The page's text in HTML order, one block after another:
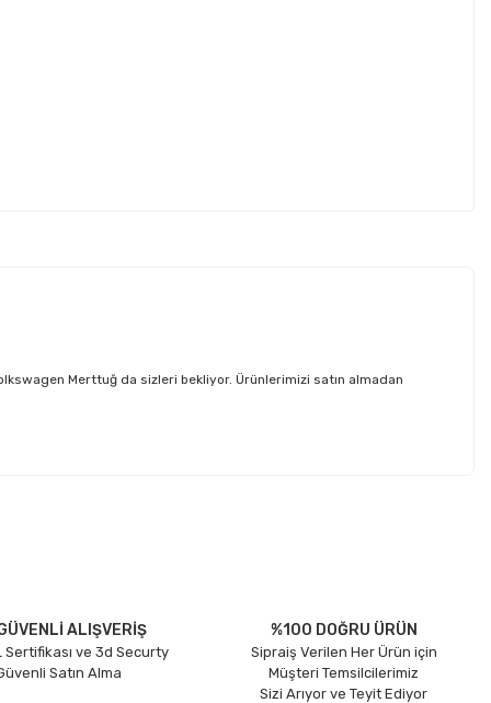
Merttuğ da sizleri bekliyor. Ürünlerimizi satın almadan
ALIŞVERİŞ
Sertifikası ve 3d Securty
Satın Alma
%100 DOĞRU ÜRÜN
Sipraiş Verilen Her Ürün için
Müşteri Temsilcilerimiz
Sizi Arıyor ve Teyit Ediyor